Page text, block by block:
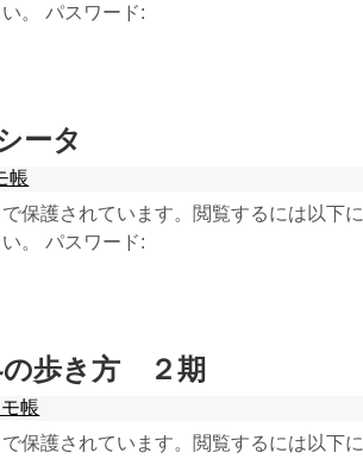
。 パスワード:
ータ
帳
保護されています。閲覧するには以下に
。 パスワード:
の歩き方 ２期
帳
保護されています。閲覧するには以下に